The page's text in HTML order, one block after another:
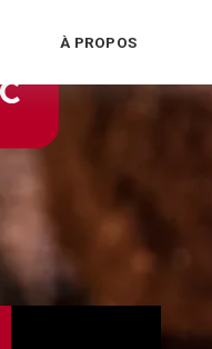
À PROPOS